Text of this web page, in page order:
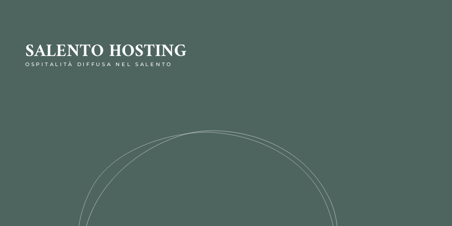
SALENTO HOSTING
OSPITALITÀ DIFFUSA NEL SALENTO